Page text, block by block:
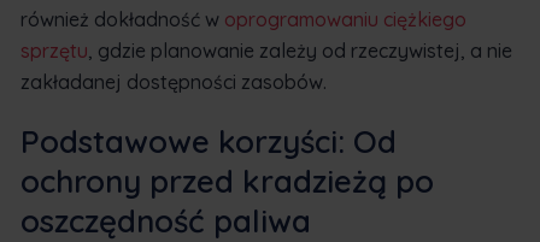
również dokładność w oprogramowaniu ciężkiego
sprzętu , gdzie planowanie zależy od rzeczywistej, a nie
zakładanej dostępności zasobów.
Podstawowe korzyści: Od
ochrony przed kradzieżą po
oszczędność paliwa